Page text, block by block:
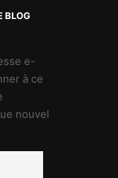
BLOG
e-
à ce
nouvel